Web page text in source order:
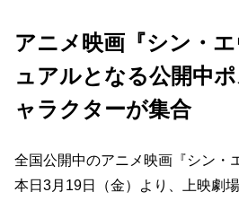
アニメ映画『シン・
ュアルとなる公開中
ャラクターが集合
全国公開中のアニメ映画『シン
本日3月19日（金）より、上映劇